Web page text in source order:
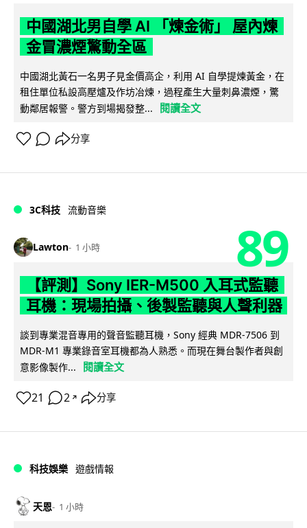
中國湖北男自學 AI 「煉金術」 屋內煉
金冒濃煙驚動全區
中國湖北黃石一名男子見金價高企，利用 AI 自學提煉黃金，在
租住單位私設高壓爐及作坊冶煉，過程產生大量刺鼻濃煙，驚
動鄰居報警。警方到場揭發整...
閱讀全文
分享
3C科技 流動音樂
Lawton 1 小時 89
【評測】Sony IER-M500 入耳式監聽
耳機：現場拍攝、後製監聽與人聲利器
談到專業混音專用的聲音監聽耳機，Sony 經典 MDR-7506 到
MDR-M1 專業錄音室耳機都為人熟悉。而現在舞台製作者與創
意影像製作...
閱讀全文
21 2 ↗ 分享
科技娛樂 遊戲情報
天恩 1 小時